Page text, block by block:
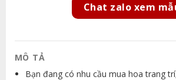
Chat zalo xem
MÔ TẢ
Bạn đang có nhu cầu mua hoa trang